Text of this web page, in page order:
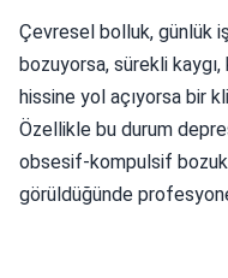
Çevresel bolluk, günlük
bozuyorsa, sürekli
hissine yol açıyorsa bir
Özellikle bu durum
obsesif-kompulsif
görüldüğünde